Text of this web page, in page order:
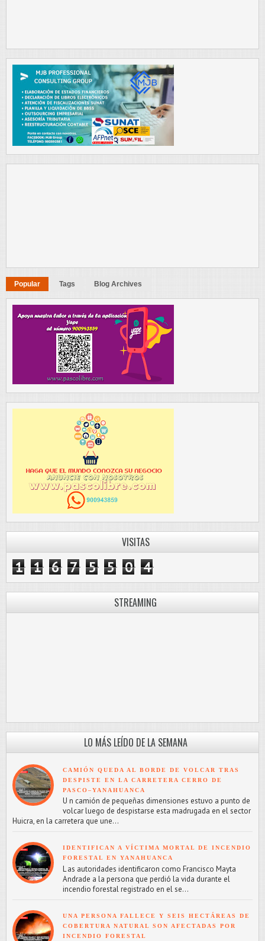
Popular Tags Blog Archives
VISITAS
1 1 6 7 5 5 0 4
STREAMING
LO MÁS LEÍDO DE LA SEMANA
CAMIÓN QUEDA AL BORDE DE VOLCAR TRAS
DESPISTE EN LA CARRETERA CERRO DE
PASCO–YANAHUANCA
U n camión de pequeñas dimensiones estuvo a punto de
volcar luego de despistarse esta madrugada en el sector
Huicra, en la carretera que une...
IDENTIFICAN A VÍCTIMA MORTAL DE INCENDIO
FORESTAL EN YANAHUANCA
L as autoridades identificaron como Francisco Mayta
Andrade a la persona que perdió la vida durante el
incendio forestal registrado en el se...
UNA PERSONA FALLECE Y SEIS HECTÁREAS DE
COBERTURA NATURAL SON AFECTADAS POR
INCENDIO FORESTAL